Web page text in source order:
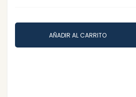
AÑADIR AL CARRITO